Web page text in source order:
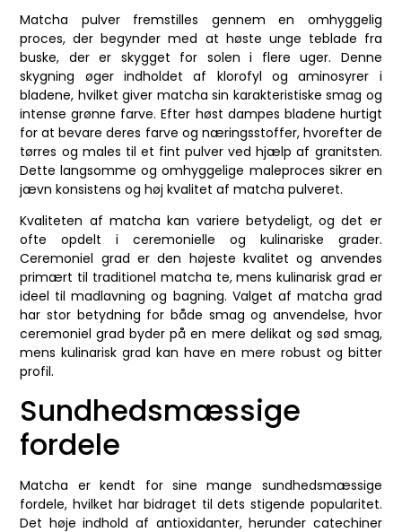
Matcha pulver fremstilles gennem en omhyggelig
proces, der begynder med at høste unge teblade fra
buske, der er skygget for solen i flere uger. Denne
skygning øger indholdet af klorofyl og aminosyrer i
bladene, hvilket giver matcha sin karakteristiske smag og
intense grønne farve. Efter høst dampes bladene hurtigt
for at bevare deres farve og næringsstoffer, hvorefter de
tørres og males til et fint pulver ved hjælp af granitsten.
Dette langsomme og omhyggelige maleproces sikrer en
jævn konsistens og høj kvalitet af matcha pulveret.
Kvaliteten af matcha kan variere betydeligt, og det er
ofte opdelt i ceremonielle og kulinariske grader.
Ceremoniel grad er den højeste kvalitet og anvendes
primært til traditionel matcha te, mens kulinarisk grad er
ideel til madlavning og bagning. Valget af matcha grad
har stor betydning for både smag og anvendelse, hvor
ceremoniel grad byder på en mere delikat og sød smag,
mens kulinarisk grad kan have en mere robust og bitter
profil.
Sundhedsmæssige
fordele
Matcha er kendt for sine mange sundhedsmæssige
fordele, hvilket har bidraget til dets stigende popularitet.
Det høje indhold af antioxidanter, herunder catechiner